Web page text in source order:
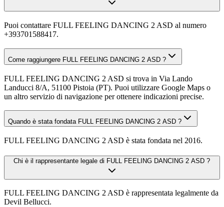
Puoi contattare FULL FEELING DANCING 2 ASD al numero
+393701588417.
Come raggiungere FULL FEELING DANCING 2 ASD ?
FULL FEELING DANCING 2 ASD si trova in Via Lando
Landucci 8/A, 51100 Pistoia (PT). Puoi utilizzare Google Maps o
un altro servizio di navigazione per ottenere indicazioni precise.
Quando è stata fondata FULL FEELING DANCING 2 ASD ?
FULL FEELING DANCING 2 ASD è stata fondata nel 2016.
Chi è il rappresentante legale di FULL FEELING DANCING 2 ASD ?
FULL FEELING DANCING 2 ASD è rappresentata legalmente da
Devil Bellucci.